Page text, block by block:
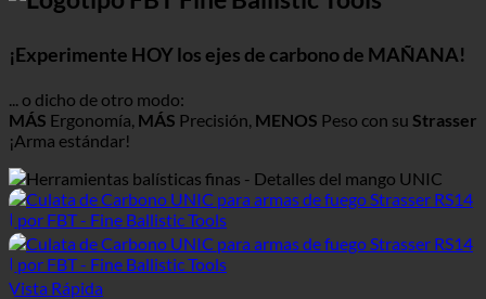
¡Experimente HOY los ejes de carbono de MAÑANA!
... o dicho de otro modo:
MÁS Ergonomía, MÁS Precisión, MENOS Peso con su Strasser
¡Arma estándar!
Vista Rápida